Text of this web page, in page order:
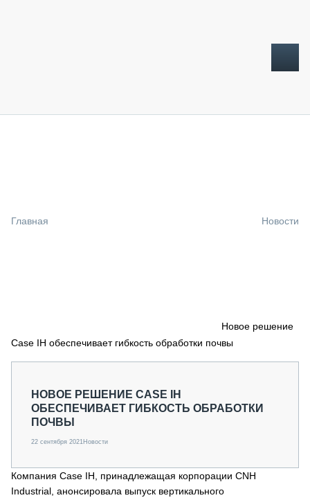
СПЕЦПРОЕКТЫ
О ПРОЕКТЕ
Главная Новости
Новое решение
Case IH обеспечивает гибкость обработки почвы
НОВОЕ РЕШЕНИЕ CASE IH
ОБЕСПЕЧИВАЕТ ГИБКОСТЬ ОБРАБОТКИ
ПОЧВЫ
22 сентября 2021Новости
Компания Case IH, принадлежащая корпорации CNH
Industrial, анонсировала выпуск вертикального